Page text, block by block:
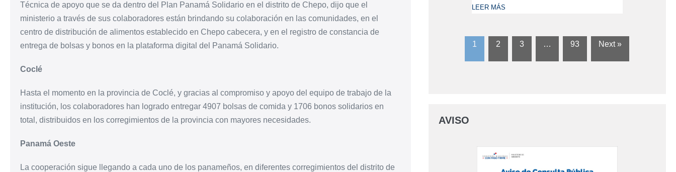
Técnica de apoyo que se da dentro del Plan Panamá Solidario en el distrito de Chepo, dijo que el
ministerio a través de sus colaboradores están brindando su colaboración en las comunidades, en el
centro de distribución de alimentos establecido en Chepo cabecera, y en el registro de constancia de
entrega de bolsas y bonos en la plataforma digital del Panamá Solidario.
Coclé
Hasta el momento en la provincia de Coclé, y gracias al compromiso y apoyo del equipo de trabajo de la
institución, los colaboradores han logrado entregar 4907 bolsas de comida y 1706 bonos solidarios en
total, distribuidos en los corregimientos de la provincia con mayores necesidades.
Panamá Oeste
La cooperación sigue llegando a cada uno de los panameños, en diferentes corregimientos del distrito de
LEER MÁS
1 2 3 … 93 Next »
AVISO